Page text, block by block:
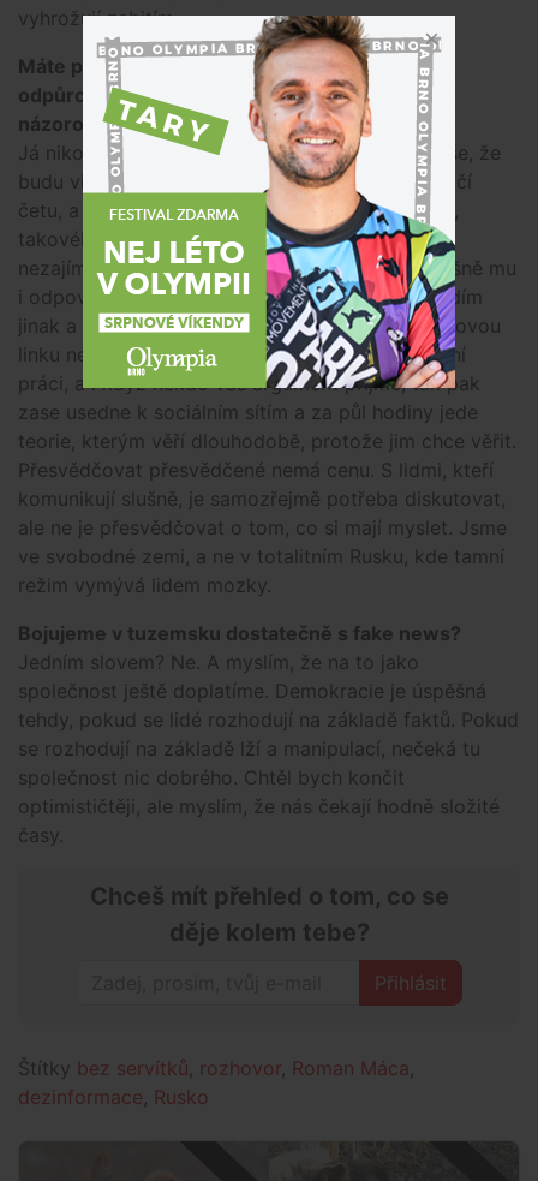
vyhrožují zabitím.
Máte pocit, že se vám někdy podařilo zarytého
odpůrce vašich názorů a „přivést“ na stejnou
názorovou linku?
Já nikoho nepřesvědčuji. A když mi někdo napíše, že
budu viset, nebo mě postaví ke zdi před popravčí
četu, a současně to doprovází záplava nadávek,
takového člověka nějaké argumenty evidentně
nezajímají. Ale když mi někdo napíše slušně, slušně mu
i odpovím, že respektuji jeho názor, ale že to vidím
jinak a uvedu proč. Ale nikoho na nějakou názorovou
linku nepřivádím. Navíc ono tohle je o kontinuální
práci, a i když někdo váš argument přijme, tak pak
zase usedne k sociálním sítím a za půl hodiny jede
teorie, kterým věří dlouhodobě, protože jim chce věřit.
Přesvědčovat přesvědčené nemá cenu. S lidmi, kteří
komunikují slušně, je samozřejmě potřeba diskutovat,
ale ne je přesvědčovat o tom, co si mají myslet. Jsme
ve svobodné zemi, a ne v totalitním Rusku, kde tamní
režim vymývá lidem mozky.
Bojujeme v tuzemsku dostatečně s fake news?
Jedním slovem? Ne. A myslím, že na to jako
společnost ještě doplatíme. Demokracie je úspěšná
tehdy, pokud se lidé rozhodují na základě faktů. Pokud
se rozhodují na základě lží a manipulací, nečeká tu
společnost nic dobrého. Chtěl bych končit
optimističtěji, ale myslím, že nás čekají hodně složité
časy.
Chceš mít přehled o tom, co se
děje kolem tebe?
Přihlásit
Štítky bez servítků rozhovor Roman Máca
dezinformace Rusko